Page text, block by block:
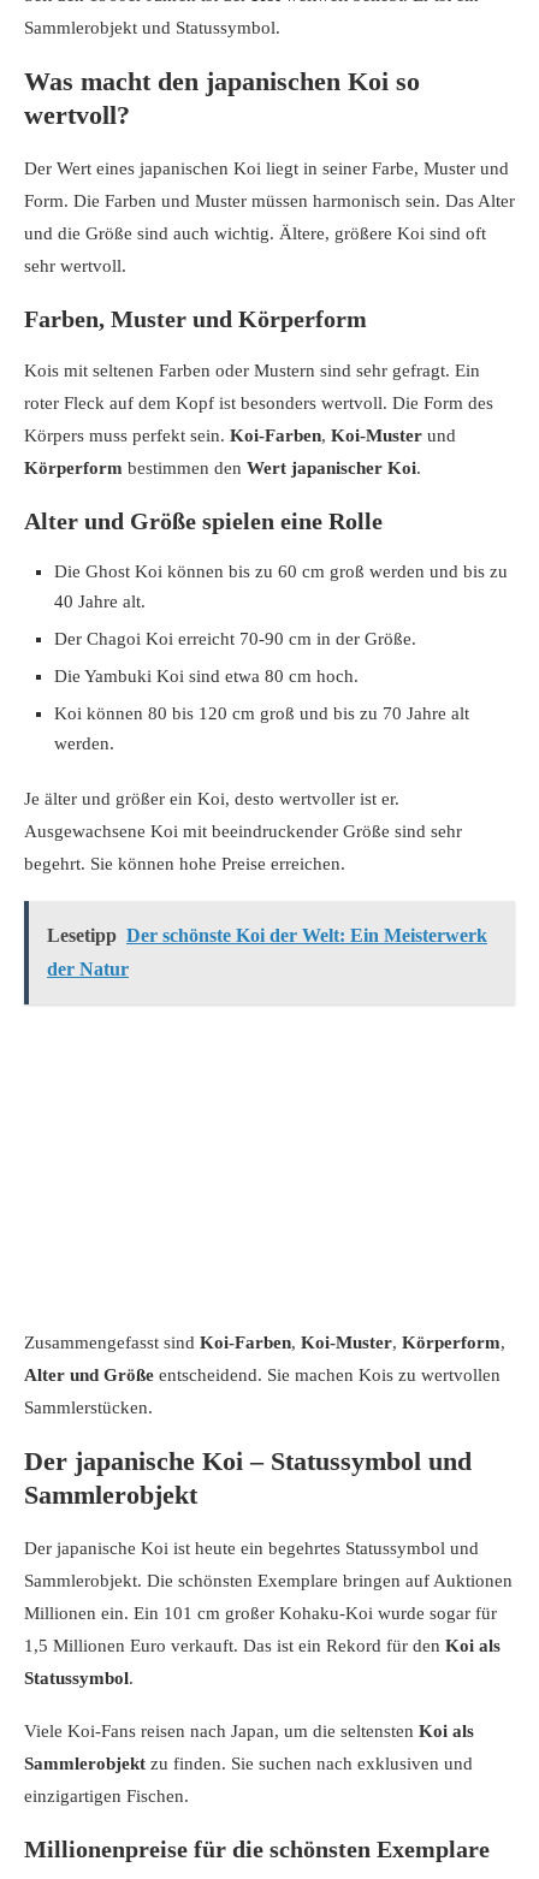
Sammlerobjekt und Statussymbol.
Was macht den japanischen Koi so
wertvoll?
Der Wert eines japanischen Koi liegt in seiner Farbe, Muster und
Form. Die Farben und Muster müssen harmonisch sein. Das Alter
und die Größe sind auch wichtig. Ältere, größere Koi sind oft
sehr wertvoll.
Farben, Muster und Körperform
Kois mit seltenen Farben oder Mustern sind sehr gefragt. Ein
roter Fleck auf dem Kopf ist besonders wertvoll. Die Form des
Körpers muss perfekt sein. Koi-Farben, Koi-Muster und
Körperform bestimmen den Wert japanischer Koi.
Alter und Größe spielen eine Rolle
Die Ghost Koi können bis zu 60 cm groß werden und bis zu
40 Jahre alt.
Der Chagoi Koi erreicht 70-90 cm in der Größe.
Die Yambuki Koi sind etwa 80 cm hoch.
Koi können 80 bis 120 cm groß und bis zu 70 Jahre alt
werden.
Je älter und größer ein Koi, desto wertvoller ist er.
Ausgewachsene Koi mit beeindruckender Größe sind sehr
begehrt. Sie können hohe Preise erreichen.
Lesetipp Der schönste Koi der Welt: Ein Meisterwerk
der Natur
Zusammengefasst sind Koi-Farben, Koi-Muster, Körperform,
Alter und Größe entscheidend. Sie machen Kois zu wertvollen
Sammlerstücken.
Der japanische Koi – Statussymbol und
Sammlerobjekt
Der japanische Koi ist heute ein begehrtes Statussymbol und
Sammlerobjekt. Die schönsten Exemplare bringen auf Auktionen
Millionen ein. Ein 101 cm großer Kohaku-Koi wurde sogar für
1,5 Millionen Euro verkauft. Das ist ein Rekord für den Koi als
Statussymbol.
Viele Koi-Fans reisen nach Japan, um die seltensten Koi als
Sammlerobjekt zu finden. Sie suchen nach exklusiven und
einzigartigen Fischen.
Millionenpreise für die schönsten Exemplare